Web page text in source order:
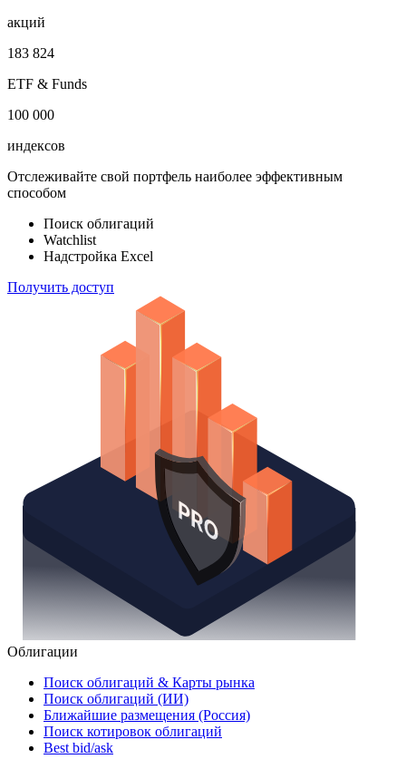
акций
183 824
ETF & Funds
100 000
индексов
Отслеживайте свой портфель наиболее эффективным
способом
Поиск облигаций
Watchlist
Надстройка Excel
Получить доступ
Облигации
Поиск облигаций & Карты рынка
Поиск облигаций (ИИ)
Ближайшие размещения (Россия)
Поиск котировок облигаций
Best bid/ask